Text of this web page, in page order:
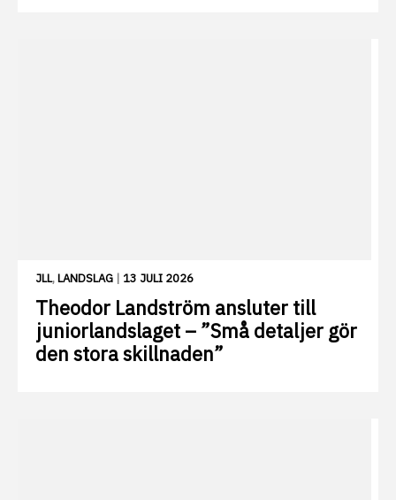
JLL,LANDSLAG | 13 JULI 2026
Theodor Landström ansluter till
juniorlandslaget – ”Små detaljer gör
den stora skillnaden”